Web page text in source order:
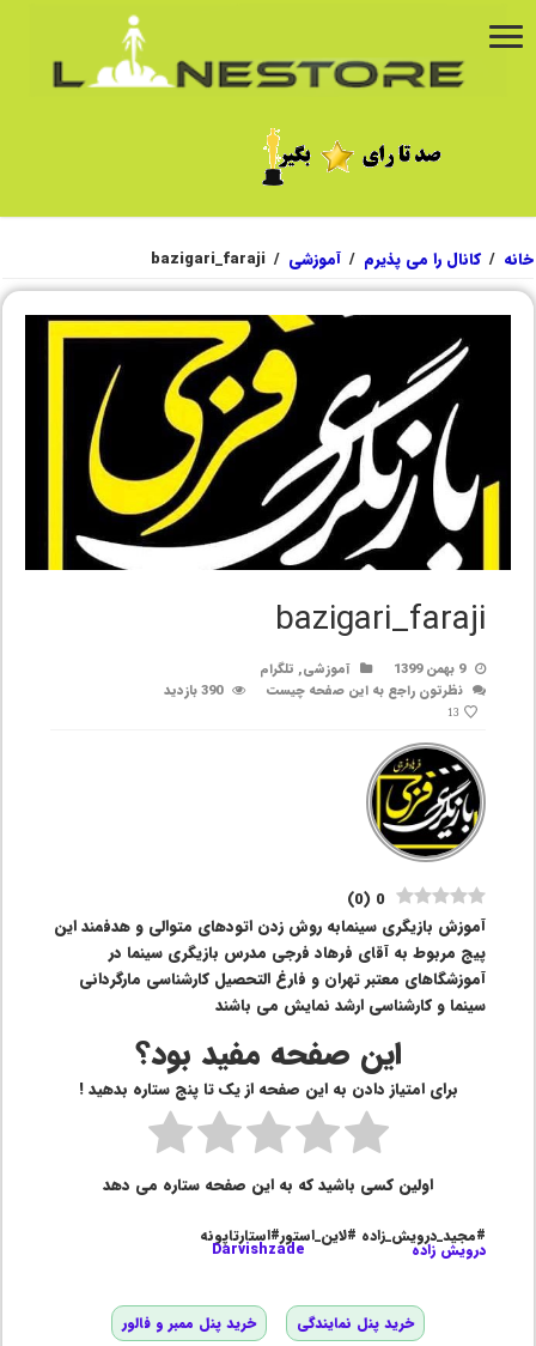
خانه / کانال را می پذیرم / آموزشی /
bazigari_faraji
bazigari_faraji
9 بهمن 1399 آموزشی, تلگرام
نظرتون راجع به این صفحه چیست
390 بازدید
13
0
(
0
)
آموزش بازیگری سینمابه روش زدن اتودهای متوالی و هدفمند این
پیج مربوط به آقای فرهاد فرجی مدرس بازیگری سینما در
آموزشگاهای معتبر تهران و فارغ التحصیل کارشناسی مارگردانی
سینما و کارشناسی ارشد نمایش می باشند
این صفحه مفید بود؟
برای امتیاز دادن به این صفحه از یک تا پنج ستاره بدهید !
اولین کسی باشید که به این صفحه ستاره می دهد
#مجید_درویش_زاده #لاین_استور#استارتاپونه
درویش زاده Darvishzade
خرید پنل نمایندگی خرید پنل ممبر و فالور